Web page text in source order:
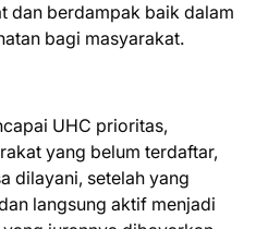
dan berdampak baik dalam
bagi masyarakat.
UHC prioritas,
yang belum terdaftar,
dilayani, setelah yang
langsung aktif menjadi